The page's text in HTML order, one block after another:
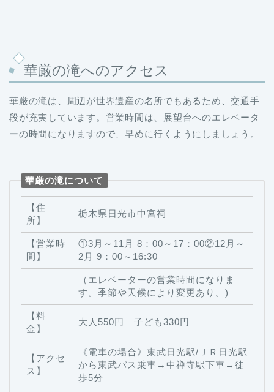
華厳の滝へのアクセス
華厳の滝は、周辺が世界遺産の名所でもあるため、交通手
段が充実しています。営業時間は、展望台へのエレベータ
ーの時間になりますので、早めに行くようにしましょう。
華厳の滝について
【住
所】
栃木県日光市中宮祠
【営業時
間】
①3月～11月 8：00～17：00②12月～
2月 9：00～16:30
（エレベーターの営業時間になりま
す。季節や天候により変更あり。)
【料
金】
大人550円 子ども330円
【アクセ
ス】
《電車の場合》東武日光駅/ＪＲ日光駅
から東武バス乗車→中禅寺駅下車→徒
歩5分